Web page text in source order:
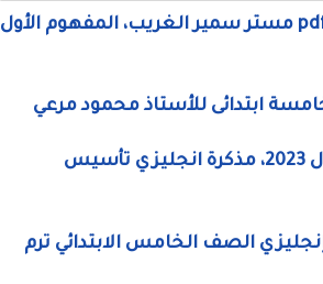
منهج اللغة العربية للصف الخامس الابتدائي الترم الاول pdf مستر سمير الغريب، المفهوم الأول
مذكرة اللغة الانجليزية للصف الخامس الابتدائى الترم الاول 2023، مذكرة انجليزي تأسيس
2023، كورس تأسيس إنجليزي الصف الخامس الابتدائي ترم